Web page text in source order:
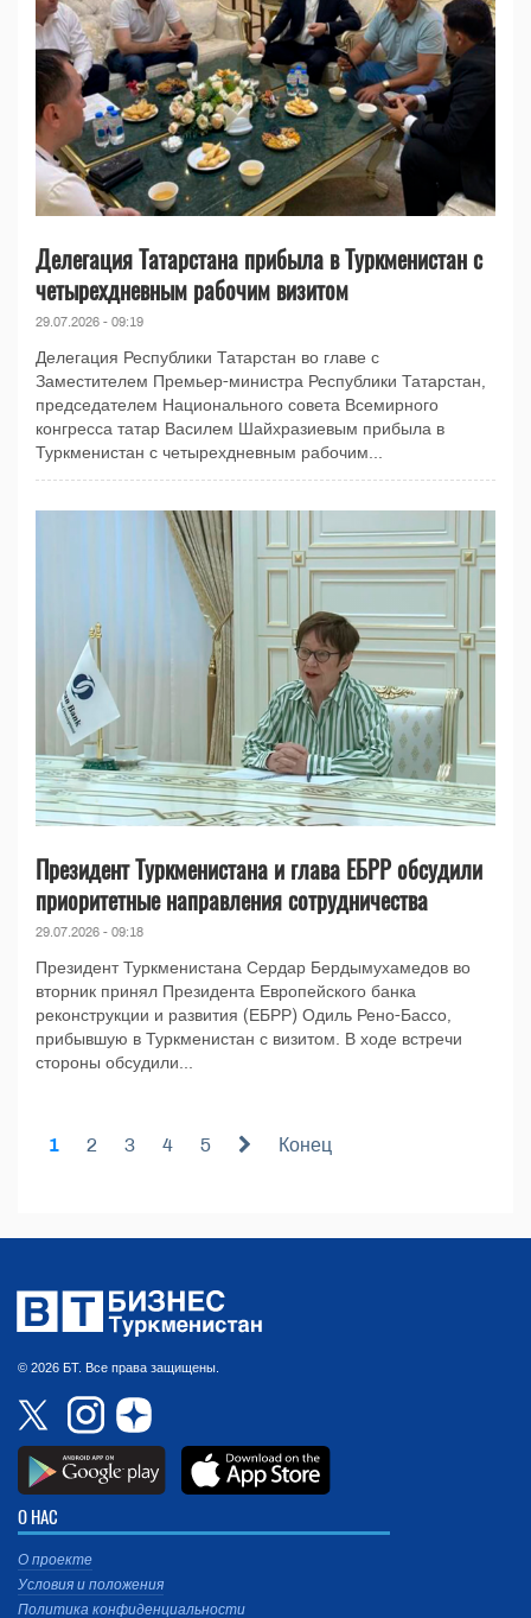
Делегация Татарстана прибыла в Туркменистан с
четырехдневным рабочим визитом
29.07.2026 - 09:19
Делегация Республики Татарстан во главе с
Заместителем Премьер-министра Республики Татарстан,
председателем Национального совета Всемирного
конгресса татар Василем Шайхразиевым прибыла в
Туркменистан с четырехдневным рабочим...
Президент Туркменистана и глава ЕБРР обсудили
приоритетные направления сотрудничества
29.07.2026 - 09:18
Президент Туркменистана Сердар Бердымухамедов во
вторник принял Президента Европейского банка
реконструкции и развития (ЕБРР) Одиль Рено-Бассо,
прибывшую в Туркменистан с визитом. В ходе встречи
стороны обсудили...
1 2 3 4 5 Конец
© 2026 БТ. Все права защищены.
О НАС
О проекте
Условия и положения
Политика конфиденциальности